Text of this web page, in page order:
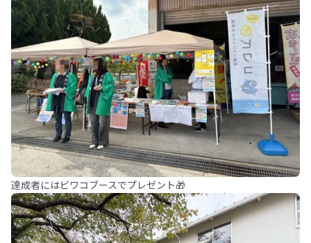
達成者にはビワコブースでプレゼント🎁